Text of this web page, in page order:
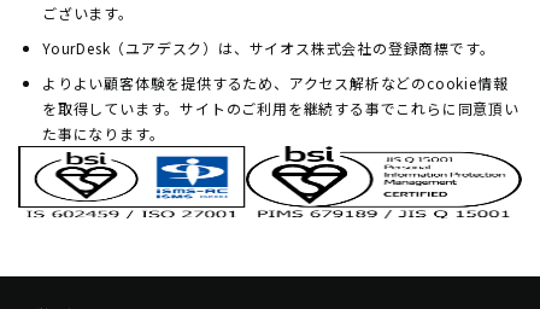
ございます。
YourDesk（ユアデスク）は、サイオス株式会社の登録商標です。
よりよい顧客体験を提供するため、アクセス解析などのcookie情報
を取得しています。サイトのご利用を継続する事でこれらに同意頂い
た事になります。